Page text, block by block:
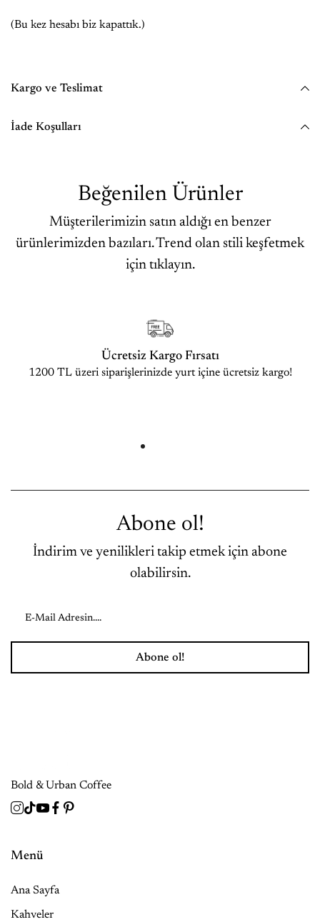
(Bu kez hesabı biz kapattık.)
Kargo ve Teslimat
İade Koşulları
Beğenilen Ürünler
Müşterilerimizin satın aldığı en benzer
ürünlerimizden bazıları. Trend olan stili keşfetmek
için tıklayın.
Ücretsiz Kargo Fırsatı
1200 TL üzeri siparişlerinizde yurt içine ücretsiz kargo!
Abone ol!
İndirim ve yenilikleri takip etmek için abone
olabilirsin.
Abone ol!
Bold & Urban Coffee
Menü
Ana Sayfa
Kahveler